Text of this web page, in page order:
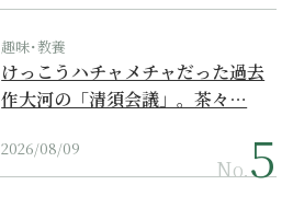
趣味･教養
けっこうハチャメチャだった過去
作大河の「清須会議」。茶々…
2026/08/09
No.